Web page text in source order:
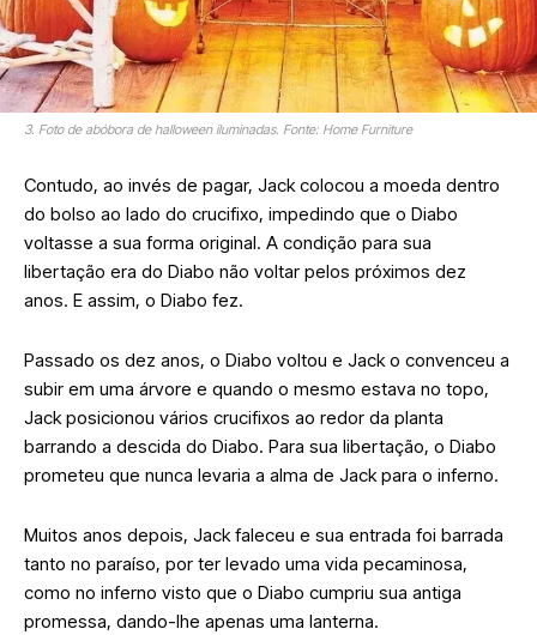
3. Foto de abóbora de halloween iluminadas. Fonte: Home Furniture
Contudo, ao invés de pagar, Jack colocou a moeda dentro
do bolso ao lado do crucifixo, impedindo que o Diabo
voltasse a sua forma original. A condição para sua
libertação era do Diabo não voltar pelos próximos dez
anos. E assim, o Diabo fez.
Passado os dez anos, o Diabo voltou e Jack o convenceu a
subir em uma árvore e quando o mesmo estava no topo,
Jack posicionou vários crucifixos ao redor da planta
barrando a descida do Diabo. Para sua libertação, o Diabo
prometeu que nunca levaria a alma de Jack para o inferno.
Muitos anos depois, Jack faleceu e sua entrada foi barrada
tanto no paraíso, por ter levado uma vida pecaminosa,
como no inferno visto que o Diabo cumpriu sua antiga
promessa, dando-lhe apenas uma lanterna.